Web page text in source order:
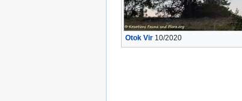
Otok Vir 10/2020